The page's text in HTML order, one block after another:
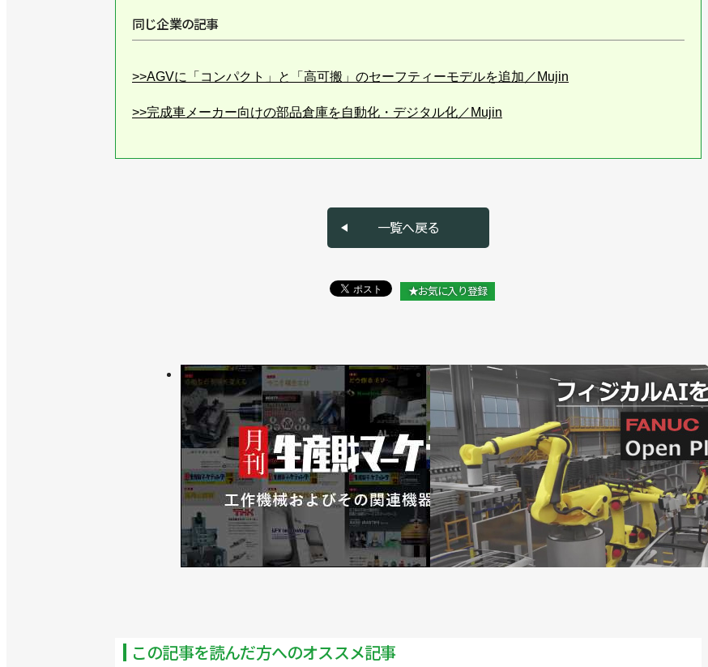
同じ企業の記事
>>AGVに「コンパクト」と「高可搬」のセーフティーモデルを追加／Mujin
>>完成車メーカー向けの部品倉庫を自動化・デジタル化／Mujin
>>グローバル経営組織を新たに発足／Mujin
>>オートメーションストラテジー本部を新設／Mujin
>>ショールームを併設した新事業所をオープン／Mujin
>>SUBARUのクランクシャフト粗材の加工ラインに採用／Mujin
>>半導体洗浄装置の組み立て工程の物流自動化を実現／Mujin
>>子会社設立、自動化の全体最適を提案／Mujin
>>オランダに欧州初の現地法人を設立／Mujin
>>日本郵政キャピタルなどから27億円追加調達／Mujin
一覧へ戻る
★お気に入り登録
この記事を読んだ方へのオススメ記事